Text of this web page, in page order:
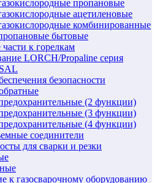
пропановые
ацетиленовые
комбинированные
бытовые
к горелкам
LORCH/Propaline серия
безопасности
(2 функции)
(3 функции)
(4 функции)
соединители
для сварки и резки
к газосварочному оборудованию